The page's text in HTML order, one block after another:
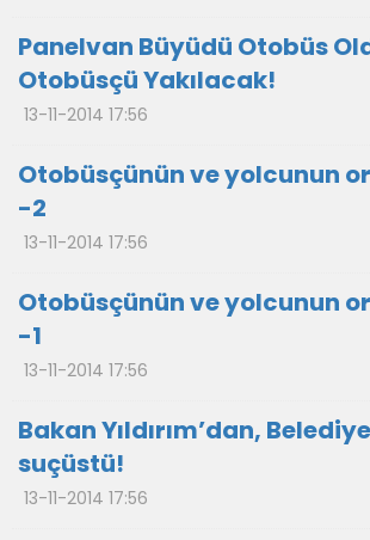
Panelvan Büyüdü Otobüs
Otobüsçü Yakılacak!
13-11-2014 17:56
Otobüsçünün ve yolcunun
-2
13-11-2014 17:56
Otobüsçünün ve yolcunun
-1
13-11-2014 17:56
Bakan Yıldırım’dan,
suçüstü!
13-11-2014 17:56